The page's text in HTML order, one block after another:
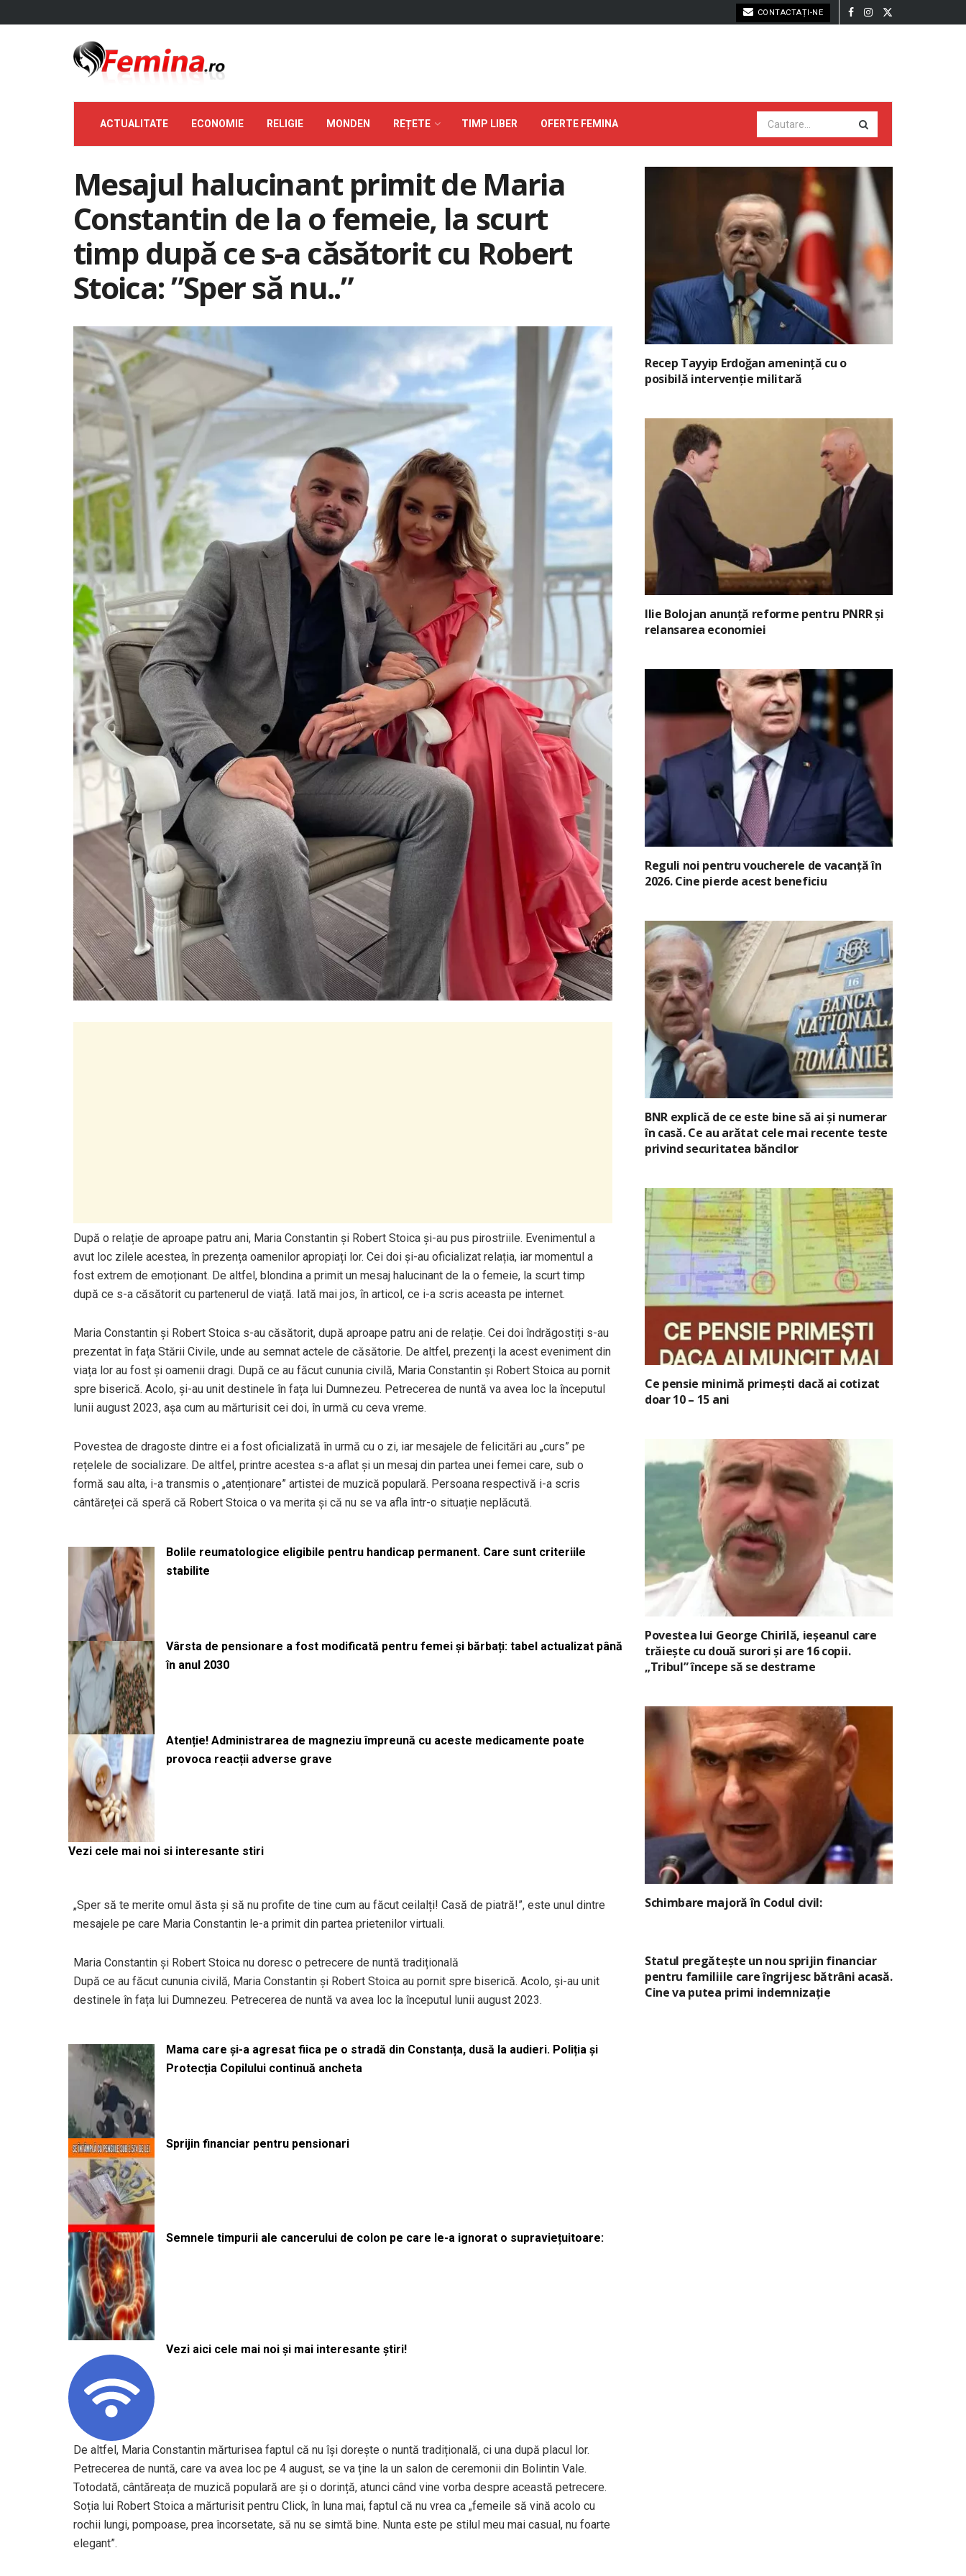
CONTACTAȚI-NE
ACTUALITATE ECONOMIE RELIGIE MONDEN REȚETE TIMP LIBER OFERTE FEMINA
Mesajul halucinant primit de Maria
Constantin de la o femeie, la scurt
timp după ce s-a căsătorit cu Robert
Stoica: ”Sper să nu..”
După o relație de aproape patru ani, Maria Constantin și Robert Stoica și-au pus pirostriile. Evenimentul a
avut loc zilele acestea, în prezența oamenilor apropiați lor. Cei doi și-au oficializat relația, iar momentul a
fost extrem de emoționant. De altfel, blondina a primit un mesaj halucinant de la o femeie, la scurt timp
după ce s-a căsătorit cu partenerul de viață. Iată mai jos, în articol, ce i-a scris aceasta pe internet.
Maria Constantin și Robert Stoica s-au căsătorit, după aproape patru ani de relație. Cei doi îndrăgostiți s-au
prezentat în fața Stării Civile, unde au semnat actele de căsătorie. De altfel, prezenți la acest eveniment din
viața lor au fost și oamenii dragi. După ce au făcut cununia civilă, Maria Constantin și Robert Stoica au pornit
spre biserică. Acolo, și-au unit destinele în fața lui Dumnezeu. Petrecerea de nuntă va avea loc la începutul
lunii august 2023, așa cum au mărturisit cei doi, în urmă cu ceva vreme.
Povestea de dragoste dintre ei a fost oficializată în urmă cu o zi, iar mesajele de felicitări au „curs” pe
rețelele de socializare. De altfel, printre acestea s-a aflat și un mesaj din partea unei femei care, sub o
formă sau alta, i-a transmis o „atenționare” artistei de muzică populară. Persoana respectivă i-a scris
cântăreței că speră că Robert Stoica o va merita și că nu se va afla într-o situație neplăcută.
Bolile reumatologice eligibile pentru handicap permanent. Care sunt criteriile
stabilite
Vârsta de pensionare a fost modificată pentru femei și bărbați: tabel actualizat până
în anul 2030
Atenție! Administrarea de magneziu împreună cu aceste medicamente poate
provoca reacții adverse grave
Vezi cele mai noi si interesante stiri
„Sper să te merite omul ăsta și să nu profite de tine cum au făcut ceilalți! Casă de piatră!”, este unul dintre
mesajele pe care Maria Constantin le-a primit din partea prietenilor virtuali.
Maria Constantin și Robert Stoica nu doresc o petrecere de nuntă tradițională
După ce au făcut cununia civilă, Maria Constantin și Robert Stoica au pornit spre biserică. Acolo, și-au unit
destinele în fața lui Dumnezeu. Petrecerea de nuntă va avea loc la începutul lunii august 2023.
Mama care și-a agresat fiica pe o stradă din Constanța, dusă la audieri. Poliția și
Protecția Copilului continuă ancheta
Sprijin financiar pentru pensionari
Semnele timpurii ale cancerului de colon pe care le-a ignorat o supraviețuitoare:
Vezi aici cele mai noi și mai interesante știri!
De altfel, Maria Constantin mărturisea faptul că nu își dorește o nuntă tradițională, ci una după placul lor.
Petrecerea de nuntă, care va avea loc pe 4 august, se va ține la un salon de ceremonii din Bolintin Vale.
Totodată, cântăreața de muzică populară are și o dorință, atunci când vine vorba despre această petrecere.
Soția lui Robert Stoica a mărturisit pentru Click, în luna mai, faptul că nu vrea ca „femeile să vină acolo cu
rochii lungi, pompoase, prea încorsetate, să nu se simtă bine. Nunta este pe stilul meu mai casual, nu foarte
elegant”.
Recep Tayyip Erdoğan amenință cu o
posibilă intervenție militară
Ilie Bolojan anunță reforme pentru PNRR și
relansarea economiei
Reguli noi pentru voucherele de vacanță în
2026. Cine pierde acest beneficiu
BNR explică de ce este bine să ai și numerar
în casă. Ce au arătat cele mai recente teste
privind securitatea băncilor
Ce pensie minimă primești dacă ai cotizat
doar 10 – 15 ani
Povestea lui George Chirilă, ieșeanul care
trăiește cu două surori și are 16 copii.
„Tribul” începe să se destrame
Schimbare majoră în Codul civil:
Statul pregătește un nou sprijin financiar
pentru familiile care îngrijesc bătrâni acasă.
Cine va putea primi indemnizație